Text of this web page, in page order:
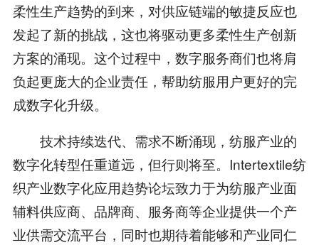
柔性生产趋势的到来，对供应链端的敏捷反应也
发起了新的挑战，这也将驱动更多柔性生产创新
方案的涌现。这个过程中，数字服务商们也将肩
负起更庞大的企业责任，帮助纺服用户更好的完
成数字化升级。
技术持续迭代、需求不断涌现，纺服产业的
数字化转型任重道远，但行则将至。Intertextile纺
织产业数字化应用趋势论坛致力于为纺服产业面
辅料供应商、品牌商、服务商等企业提供一个产
业供需交流平台，同时也期待着能够和产业同仁